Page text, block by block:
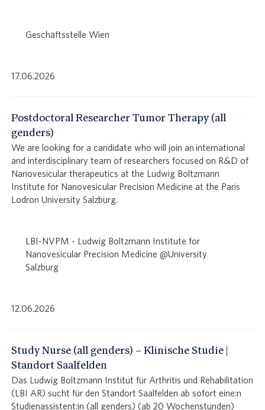
Geschäftsstelle Wien
17.06.2026
Postdoctoral Researcher Tumor Therapy (all
genders)
We are looking for a candidate who will join an international
and interdisciplinary team of researchers focused on R&D of
Nanovesicular therapeutics at the Ludwig Boltzmann
Institute for Nanovesicular Precision Medicine at the Paris
Lodron University Salzburg.
LBI-NVPM - Ludwig Boltzmann Institute for
Nanovesicular Precision Medicine @University
Salzburg
12.06.2026
Study Nurse (all genders) – Klinische Studie |
Standort Saalfelden
Das Ludwig Boltzmann Institut für Arthritis und Rehabilitation
(LBI AR) sucht für den Standort Saalfelden ab sofort eine:n
Studienassistent:in (all genders) (ab 20 Wochenstunden)